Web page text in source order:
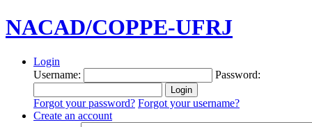
NACAD/COPPE-UFRJ
Login
Username:
Password:
Forgot your password? Forgot your username?
Create an account